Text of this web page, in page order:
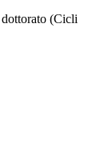
dottorato (Cicli